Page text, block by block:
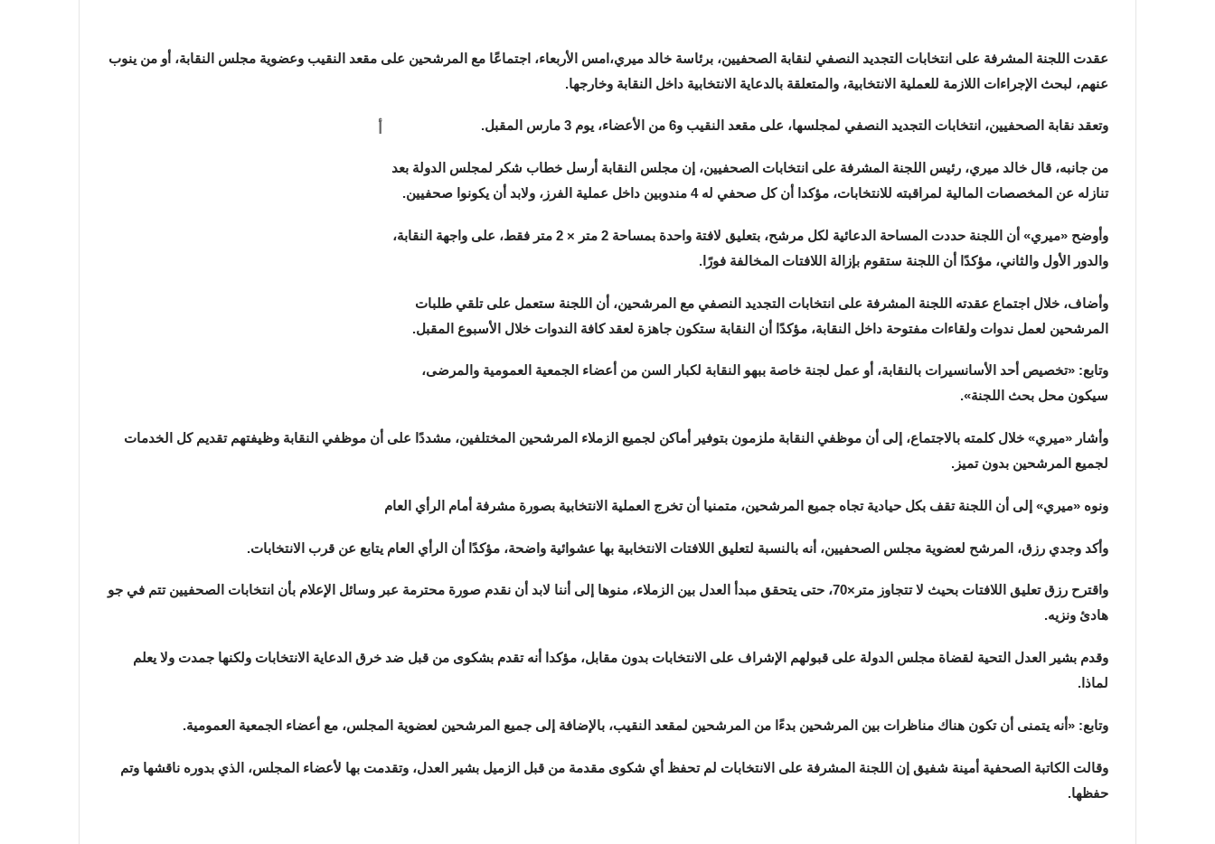
عقدت اللجنة المشرفة على انتخابات التجديد النصفي لنقابة الصحفيين، برئاسة خالد ميري،امس الأربعاء، اجتماعًا مع المرشحين على مقعد النقيب وعضوية مجلس النقابة، أو من ينوب
عنهم، لبحث الإجراءات اللازمة للعملية الانتخابية، والمتعلقة بالدعاية الانتخابية داخل النقابة وخارجها.
وتعقد نقابة الصحفيين، انتخابات التجديد النصفي لمجلسها، على مقعد النقيب و6 من الأعضاء، يوم 3 مارس المقبل.
من جانبه، قال خالد ميري، رئيس اللجنة المشرفة على انتخابات الصحفيين، إن مجلس النقابة أرسل خطاب شكر لمجلس الدولة بعد
تنازله عن المخصصات المالية لمراقبته للانتخابات، مؤكدا أن كل صحفي له 4 مندوبين داخل عملية الفرز، ولابد أن يكونوا صحفيين.
وأوضح «ميري» أن اللجنة حددت المساحة الدعائية لكل مرشح، بتعليق لافتة واحدة بمساحة 2 متر × 2 متر فقط، على واجهة النقابة،
والدور الأول والثاني، مؤكدًا أن اللجنة ستقوم بإزالة اللافتات المخالفة فورًا.
وأضاف، خلال اجتماع عقدته اللجنة المشرفة على انتخابات التجديد النصفي مع المرشحين، أن اللجنة ستعمل على تلقي طلبات
المرشحين لعمل ندوات ولقاءات مفتوحة داخل النقابة، مؤكدًا أن النقابة ستكون جاهزة لعقد كافة الندوات خلال الأسبوع المقبل.
وتابع: «تخصيص أحد الأسانسيرات بالنقابة، أو عمل لجنة خاصة ببهو النقابة لكبار السن من أعضاء الجمعية العمومية والمرضى،
سيكون محل بحث اللجنة».
وأشار «ميري» خلال كلمته بالاجتماع، إلى أن موظفي النقابة ملزمون بتوفير أماكن لجميع الزملاء المرشحين المختلفين، مشددًا على أن موظفي النقابة وظيفتهم تقديم كل الخدمات
لجميع المرشحين بدون تميز.
ونوه «ميري» إلى أن اللجنة تقف بكل حيادية تجاه جميع المرشحين، متمنيا أن تخرج العملية الانتخابية بصورة مشرفة أمام الرأي العام
وأكد وجدي رزق، المرشح لعضوية مجلس الصحفيين، أنه بالنسبة لتعليق اللافتات الانتخابية بها عشوائية واضحة، مؤكدًا أن الرأي العام يتابع عن قرب الانتخابات.
واقترح رزق تعليق اللافتات بحيث لا تتجاوز متر×70، حتى يتحقق مبدأ العدل بين الزملاء، منوها إلى أننا لابد أن نقدم صورة محترمة عبر وسائل الإعلام بأن انتخابات الصحفيين تتم في جو
هادئ ونزيه.
وقدم بشير العدل التحية لقضاة مجلس الدولة على قبولهم الإشراف على الانتخابات بدون مقابل، مؤكدا أنه تقدم بشكوى من قبل ضد خرق الدعاية الانتخابات ولكنها جمدت ولا يعلم
لماذا.
وتابع: «أنه يتمنى أن تكون هناك مناظرات بين المرشحين بدءًا من المرشحين لمقعد النقيب، بالإضافة إلى جميع المرشحين لعضوية المجلس، مع أعضاء الجمعية العمومية.
وقالت الكاتبة الصحفية أمينة شفيق إن اللجنة المشرفة على الانتخابات لم تحفظ أي شكوى مقدمة من قبل الزميل بشير العدل، وتقدمت بها لأعضاء المجلس، الذي بدوره ناقشها وتم
حفظها.
في احتفالية عيد الصحافة النجفية
في عيد الصحافة العراقية تحية لكل
الصحفيين ولأرواح شهداء الصحافة
رئيس العراق ومجلس الوزراء والنواب
يطالب السلطات السودانية بالإفراج
الفوري عن الزميل الصحفي اسحق